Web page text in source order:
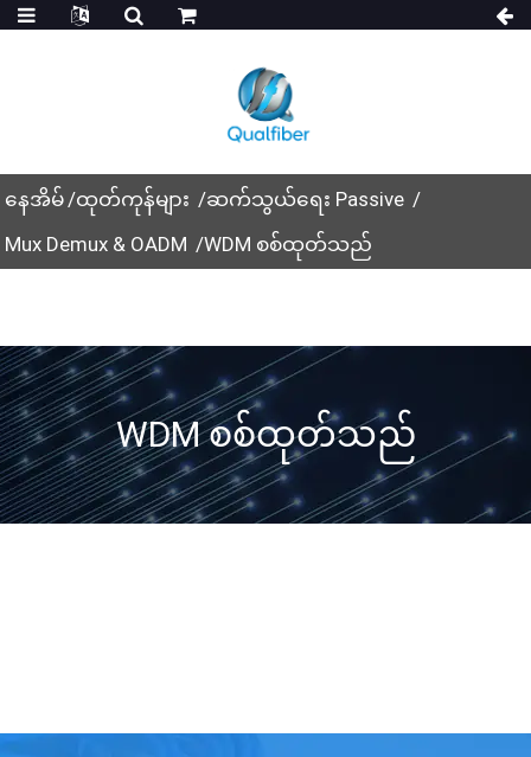
နေအိမ် ထုတ်ကုန်များ
ဆက်သွယ်ရေး Passive
Mux Demux & OADM
WDM စစ်ထုတ်သည်
WDM စစ်ထုတ်သည်